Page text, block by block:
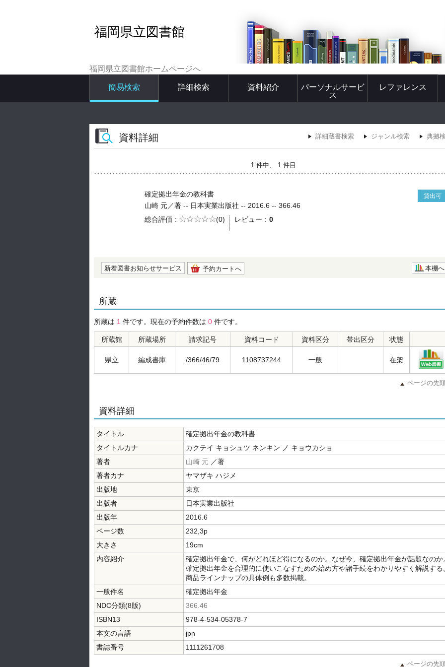
福岡県立図書館
福岡県立図書館ホームページへ
簡易検索 詳細検索 資料紹介
パーソナルサービ
ス
レファレンス
資料詳細 詳細蔵書検索 ジャンル検索 典拠
1 件中、 1 件目
確定拠出年金の教科書 貸出可
山崎 元／著 -- 日本実業出版社 -- 2016.6 -- 366.46
総合評価
5段階評価
(0) レビュー 0
新着図書お知らせサービス 予約カートへ 本棚へ
所蔵
所蔵は 1 件です。現在の予約件数は 0 件です。
所蔵館 所蔵場所 請求記号 資料コード 資料区分 帯出区分 状態
県立 編成書庫 /366/46/79 1108737244 一般 在架
ページの先
資料詳細
タイトル
確定拠出年金の教科書
タイトルカナ
カクテイ キョシュツ ネンキン ノ キョウカショ
著者
山崎 元 ／著
著者カナ
ヤマザキ ハジメ
出版地
東京
出版者
日本実業出版社
出版年
2016.6
ページ数
232,3p
大きさ
19cm
内容紹介
確定拠出年金で、何がどれほど得になるのか。なぜ今、確定拠出年金が話題なのか
確定拠出年金を合理的に使いこなすための始め方や諸手続をわかりやすく解説する
商品ラインナップの具体例も多数掲載。
一般件名
確定拠出年金
NDC分類(8版)
366.46
ISBN13
978-4-534-05378-7
本文の言語
jpn
書誌番号
1111261708
ページの先